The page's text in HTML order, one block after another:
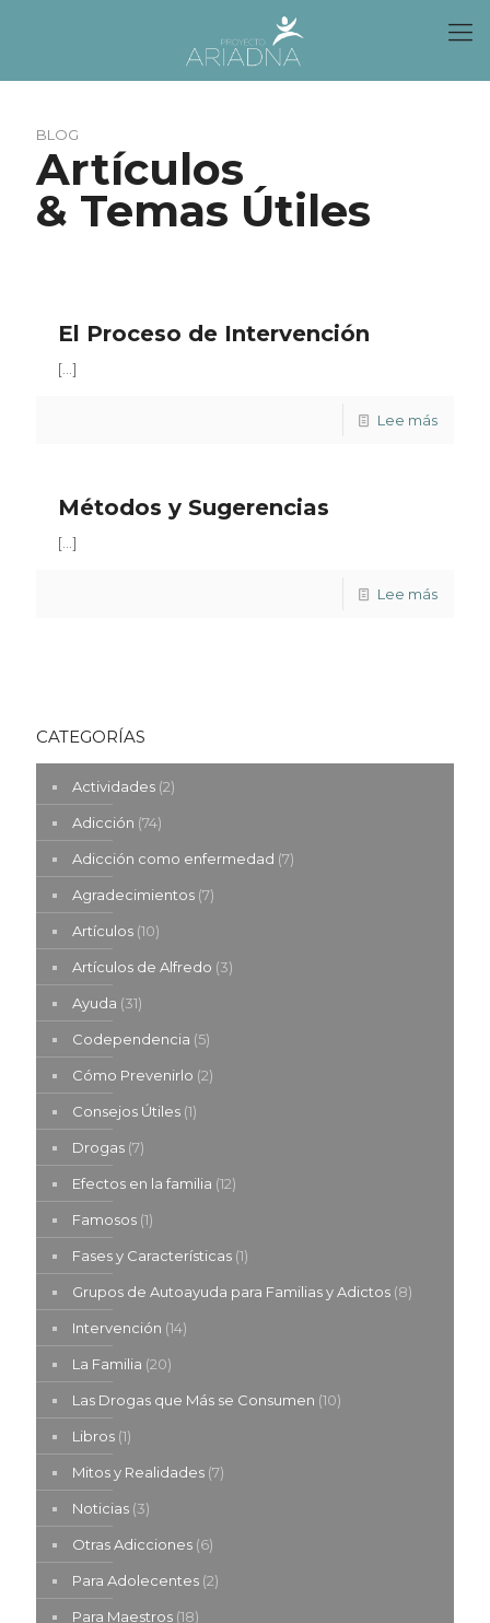
BLOG
Artículos
& Temas Útiles
El Proceso de Intervención
[…]
Lee más
Métodos y Sugerencias
[…]
Lee más
CATEGORÍAS
Actividades (2)
Adicción (74)
Adicción como enfermedad (7)
Agradecimientos (7)
Artículos (10)
Artículos de Alfredo (3)
Ayuda (31)
Codependencia (5)
Cómo Prevenirlo (2)
Consejos Útiles (1)
Drogas (7)
Efectos en la familia (12)
Famosos (1)
Fases y Características (1)
Grupos de Autoayuda para Familias y Adictos (8)
Intervención (14)
La Familia (20)
Las Drogas que Más se Consumen (10)
Libros (1)
Mitos y Realidades (7)
Noticias (3)
Otras Adicciones (6)
Para Adolecentes (2)
Para Maestros (18)